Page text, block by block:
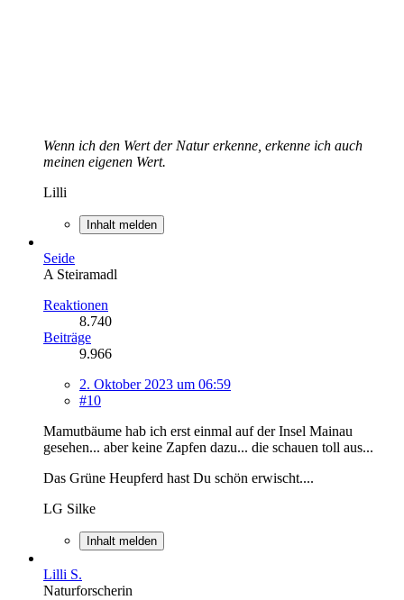
Wenn ich den Wert der Natur erkenne, erkenne ich auch
meinen eigenen Wert.
Lilli
Inhalt melden
Seide
A Steiramadl
Reaktionen
8.740
Beiträge
9.966
2. Oktober 2023 um 06:59
#10
Mamutbäume hab ich erst einmal auf der Insel Mainau
gesehen... aber keine Zapfen dazu... die schauen toll aus...
Das Grüne Heupferd hast Du schön erwischt....
LG Silke
Inhalt melden
Lilli S.
Naturforscherin